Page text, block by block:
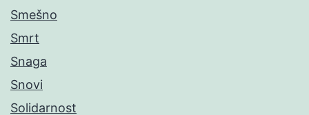
Smešno
Smrt
Snaga
Snovi
Solidarnost